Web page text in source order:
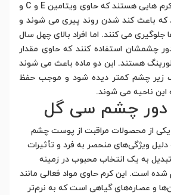
سال توصیه می شود کرم هایی هستند که حاوی ویتامین E و C و
که باعث کند شدن روند پیری می شوند و
می کنند. اما افراد بالای چهل سال
چشمشان استفاده کنند که حاوی مقدار
هستند. این دو ماده باعث می شوند
چشم کمتر دیده شود و موجب حفظ
ناحیه می شوند.
دور چشم سی گل
از محصولات مراقبت از پوست چشم
ویژگی‌های منحصر به فرد و تأثیرات
به یک انتخاب محبوب در زمینه
است. این کرم حاوی مواد فعالی مانند
و عصاره‌های گیاهی است که به نرم‌تر